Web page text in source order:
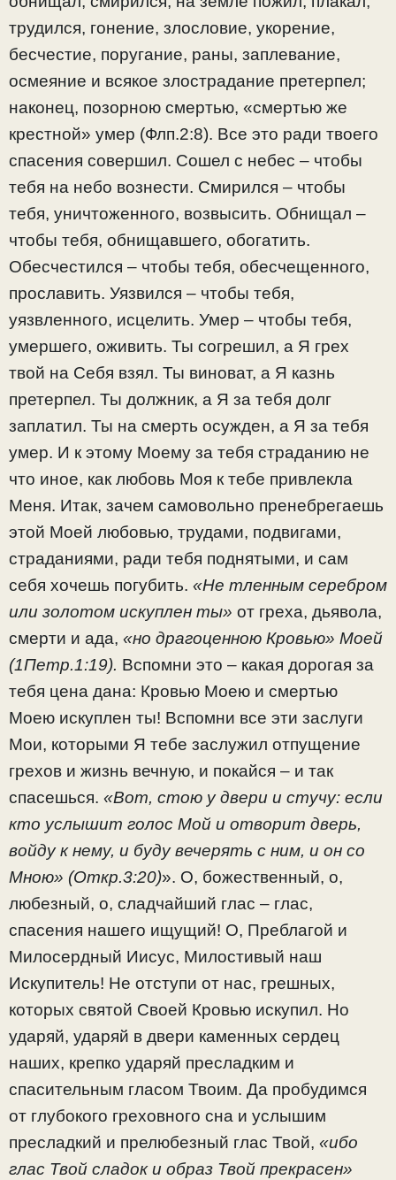
трудился, гонение, злословие, укорение,
бесчестие, поругание, раны, заплевание,
осмеяние и всякое злострадание претерпел;
наконец, позорною смертью, «смертью же
крестной» умер (Флп.2:8). Все это ради твоего
спасения совершил. Сошел с небес – чтобы
тебя на небо вознести. Смирился – чтобы
тебя, уничтоженного, возвысить. Обнищал –
чтобы тебя, обнищавшего, обогатить.
Обесчестился – чтобы тебя, обесчещенного,
прославить. Уязвился – чтобы тебя,
уязвленного, исцелить. Умер – чтобы тебя,
умершего, оживить. Ты согрешил, а Я грех
твой на Себя взял. Ты виноват, а Я казнь
претерпел. Ты должник, а Я за тебя долг
заплатил. Ты на смерть осужден, а Я за тебя
умер. И к этому Моему за тебя страданию не
что иное, как любовь Моя к тебе привлекла
Меня. Итак, зачем самовольно пренебрегаешь
этой Моей любовью, трудами, подвигами,
страданиями, ради тебя поднятыми, и сам
себя хочешь погубить. «Не тленным серебром
или золотом искуплен ты» от греха, дьявола,
смерти и ада, «но драгоценною Кровью» Моей
(1Петр.1:19). Вспомни это – какая дорогая за
тебя цена дана: Кровью Моею и смертью
Моею искуплен ты! Вспомни все эти заслуги
Мои, которыми Я тебе заслужил отпущение
грехов и жизнь вечную, и покайся – и так
спасешься. «Вот, стою у двери и стучу: если
кто услышит голос Мой и отворит дверь,
войду к нему, и буду вечерять с ним, и он со
Мною» (Откр.3:20)». О, божественный, о,
любезный, о, сладчайший глас – глас,
спасения нашего ищущий! О, Преблагой и
Милосердный Иисус, Милостивый наш
Искупитель! Не отступи от нас, грешных,
которых святой Своей Кровью искупил. Но
ударяй, ударяй в двери каменных сердец
наших, крепко ударяй пресладким и
спасительным гласом Твоим. Да пробудимся
от глубокого греховного сна и услышим
пресладкий и прелюбезный глас Твой, «ибо
глас Твой сладок и образ Твой прекрасен»